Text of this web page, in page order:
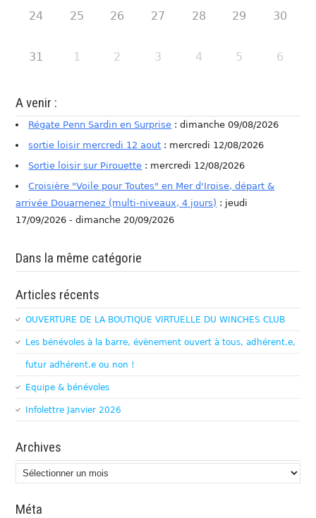
24 25 26 27 28 29 30
31 1 2 3 4 5 6
A venir :
Régate Penn Sardin en Surprise : dimanche 09/08/2026
sortie loisir mercredi 12 aout : mercredi 12/08/2026
Sortie loisir sur Pirouette : mercredi 12/08/2026
Croisière "Voile pour Toutes" en Mer d'Iroise, départ &
arrivée Douarnenez (multi-niveaux, 4 jours) : jeudi
17/09/2026 - dimanche 20/09/2026
Dans la même catégorie
Articles récents
OUVERTURE DE LA BOUTIQUE VIRTUELLE DU WINCHES CLUB
Les bénévoles à la barre, évènement ouvert à tous, adhérent.e,
futur adhérent.e ou non !
Equipe & bénévoles
Infolettre Janvier 2026
Archives
Archives
Méta